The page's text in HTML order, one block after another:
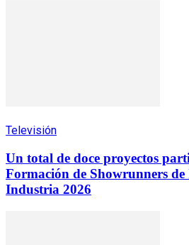
Televisión
Un total de doce proyectos
Formación de Showrunners
Industria 2026